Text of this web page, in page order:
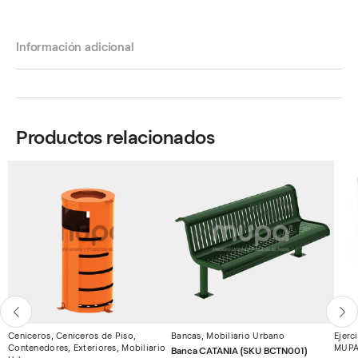
Información adicional
Productos relacionados
Ceniceros,Ceniceros de Piso,
Contenedores, Exteriores, Mobiliario
Bancas, Mobiliario Urbano
Banca CATANIA (SKU BCTN001)